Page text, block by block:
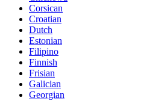
Corsican
Croatian
Dutch
Estonian
Filipino
Finnish
Frisian
Galician
Georgian